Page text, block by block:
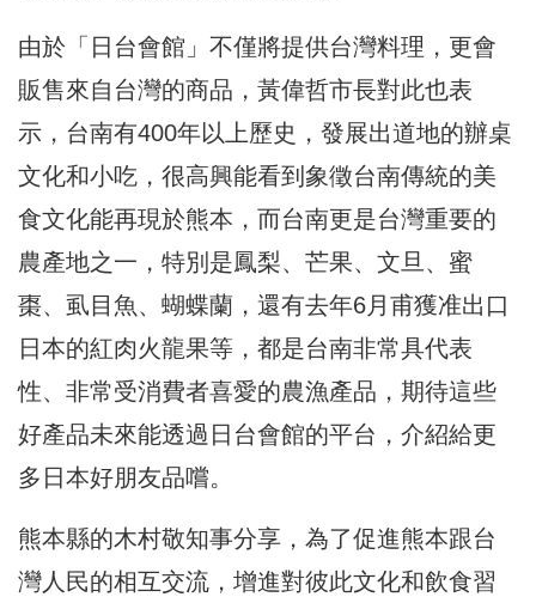
由於「日台會館」不僅將提供台灣料理，更會
販售來自台灣的商品，黃偉哲市長對此也表
示，台南有400年以上歷史，發展出道地的辦桌
文化和小吃，很高興能看到象徵台南傳統的美
食文化能再現於熊本，而台南更是台灣重要的
農產地之一，特別是鳳梨、芒果、文旦、蜜
棗、虱目魚、蝴蝶蘭，還有去年6月甫獲准出口
日本的紅肉火龍果等，都是台南非常具代表
性、非常受消費者喜愛的農漁產品，期待這些
好產品未來能透過日台會館的平台，介紹給更
多日本好朋友品嚐。
熊本縣的木村敬知事分享，為了促進熊本跟台
灣人民的相互交流，增進對彼此文化和飲食習